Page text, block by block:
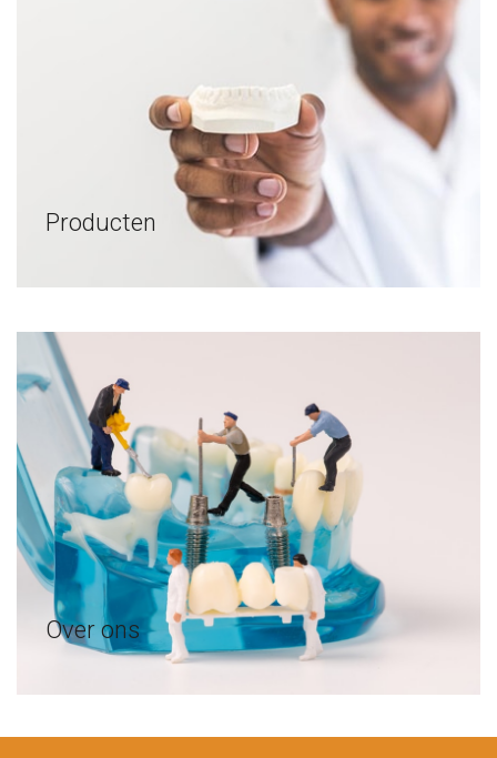
Producten
Over ons